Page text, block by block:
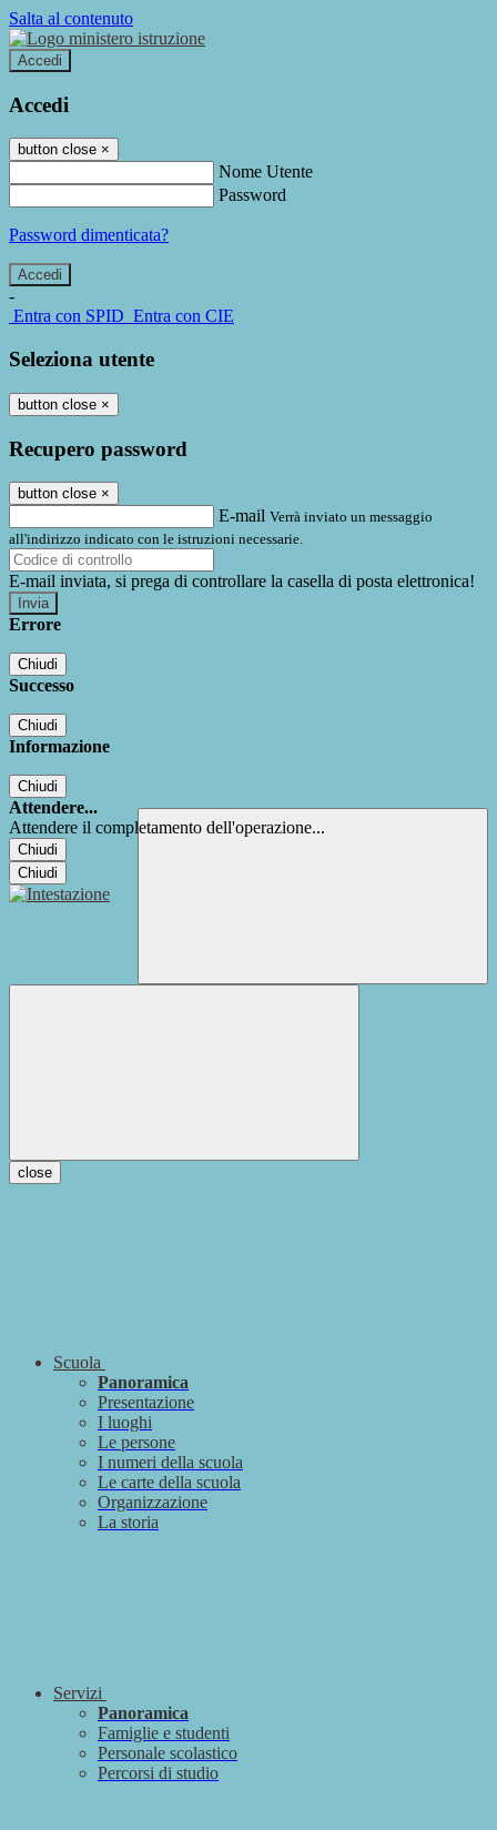
Salta al contenuto
Accedi
Accedi
button close ×
Nome Utente
Password
Password dimenticata?
-
Entra con SPID Entra con CIE
Seleziona utente
button close ×
Recupero password
button close ×
E-mail Verrà inviato un messaggio
all'indirizzo indicato con le istruzioni necessarie.
E-mail inviata, si prega di controllare la casella di posta elettronica!
Errore
Chiudi
Successo
Chiudi
Informazione
Chiudi
Attendere...
Attendere il completamento dell'operazione...
Chiudi
Chiudi
close
Scuola
Panoramica
Presentazione
I luoghi
Le persone
I numeri della scuola
Le carte della scuola
Organizzazione
La storia
Servizi
Panoramica
Famiglie e studenti
Personale scolastico
Percorsi di studio